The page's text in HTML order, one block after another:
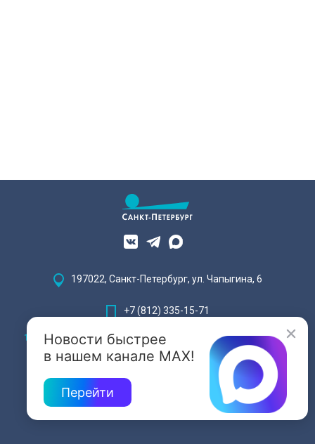
Новости быстрее
в нашем канале MAX!
Перейти
197022, Санкт-Петербург, ул. Чапыгина, 6
+7 (812) 335-15-71
Внимание! Отдельные видеоматериалы, размещенные на настоящем
сайте, могут содержать информацию, предназначенную для лиц,
достигших 18 лет.